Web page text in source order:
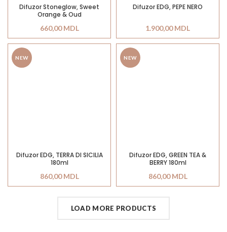
Difuzor Stoneglow, Sweet
Orange & Oud
660,00MDL
Difuzor EDG, PEPE NERO
1.900,00MDL
NEW
Difuzor EDG, TERRA DI SICILIA
180ml
860,00MDL
NEW
Difuzor EDG, GREEN TEA &
BERRY 180ml
860,00MDL
LOAD MORE PRODUCTS